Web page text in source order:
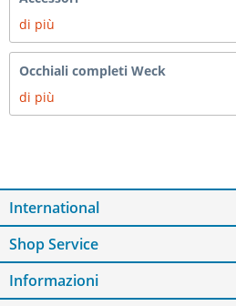
di più
Occhiali completi Weck
di più
International
Shop Service
Informazioni